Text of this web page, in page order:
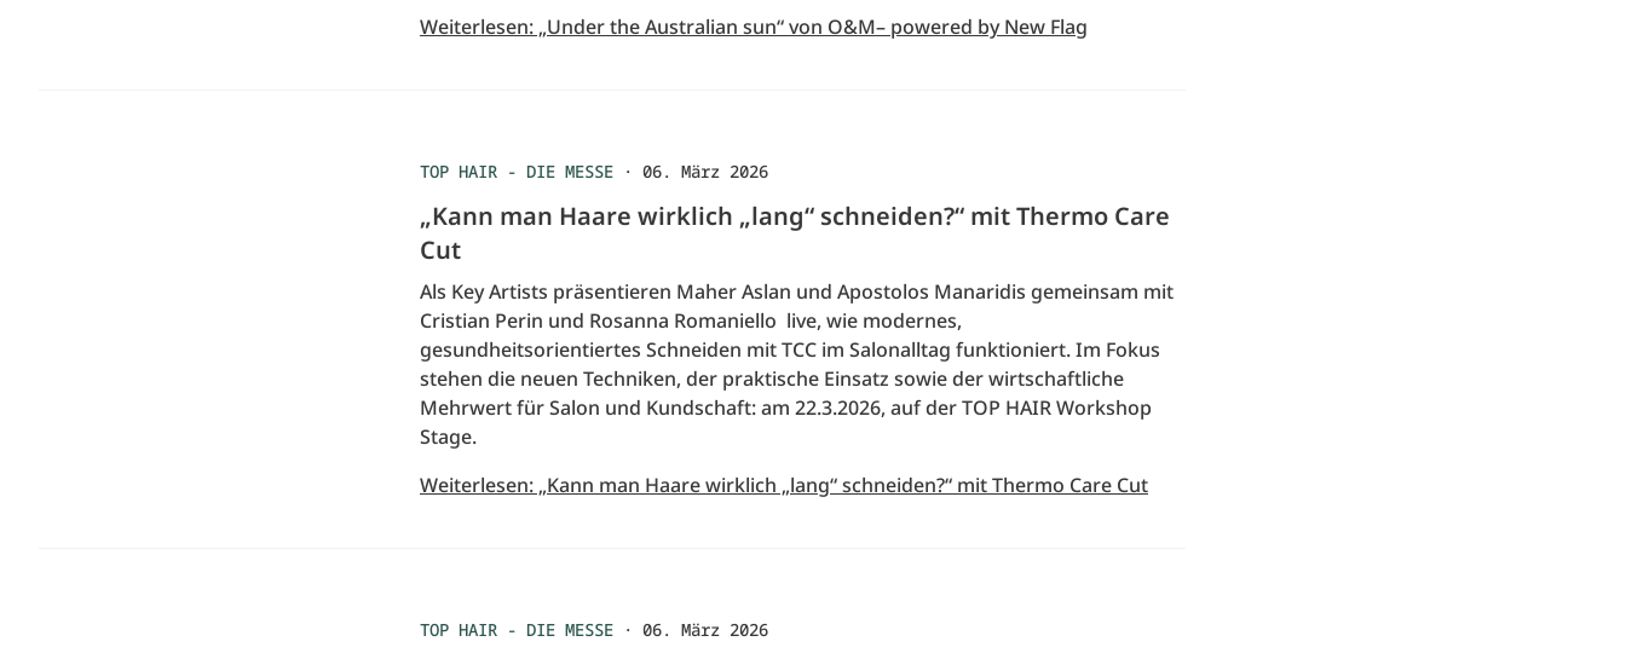
Weiterlesen: „Under the Australian sun“ von O&M– powered by New Flag
TOP HAIR - DIE MESSE · 06. März 2026
„Kann man Haare wirklich „lang“ schneiden?“ mit Thermo Care
Cut
Als Key Artists präsentieren Maher Aslan und Apostolos Manaridis gemeinsam mit
Cristian Perin und Rosanna Romaniello live, wie modernes,
gesundheitsorientiertes Schneiden mit TCC im Salonalltag funktioniert. Im Fokus
stehen die neuen Techniken, der praktische Einsatz sowie der wirtschaftliche
Mehrwert für Salon und Kundschaft: am 22.3.2026, auf der TOP HAIR Workshop
Stage.
Weiterlesen: „Kann man Haare wirklich „lang“ schneiden?“ mit Thermo Care Cut
TOP HAIR - DIE MESSE · 06. März 2026